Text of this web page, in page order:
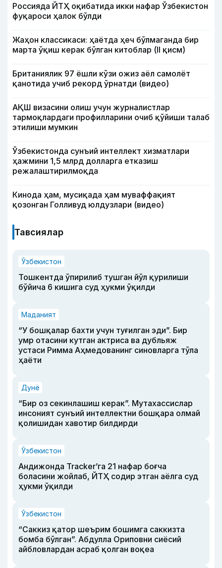
Россияда ЙТҲ оқибатида икки нафар Ўзбекистон
фуқароси ҳалок бўлди
Жаҳон классикаси: ҳаётда ҳеч бўлмаганда бир
марта ўқиш керак бўлган китоблар (II қисм)
Британиялик 97 ёшли кўзи ожиз аёл самолёт
қанотида учиб рекорд ўрнатди (видео)
АҚШ визасини олиш учун журналистлар
тармоқлардаги профилларини очиб қўйиши талаб
этилиши мумкин
Ўзбекистонда сунъий интеллект хизматлари
ҳажмини 1,5 млрд долларга етказиш
режалаштирилмоқда
Кинода ҳам, мусиқада ҳам муваффақият
қозонган Голливуд юлдузлари (видео)
Тавсиялар
Ўзбекистон
Тошкентда ўпирилиб тушган йўл қурилиши
бўйича 6 кишига суд ҳукми ўқилди
Маданият
“У бошқалар бахти учун туғилган эди”. Бир
умр отасини кутган актриса ва дубльяж
устаси Римма Аҳмедованинг синовларга тўла
ҳаёти
Дунё
“Бир оз секинлашиш керак”. Мутахассислар
инсоният сунъий интеллектни бошқара олмай
қолишидан хавотир билдирди
Ўзбекистон
Андижонда Tracker’га 21 нафар боғча
боласини жойлаб, ЙТҲ содир этган аёлга суд
ҳукми ўқилди
Ўзбекистон
“Саккиз қатор шеърим бошимга саккизта
бомба бўлган”. Абдулла Ориповни сиёсий
айбловлардан асраб қолган воқеа